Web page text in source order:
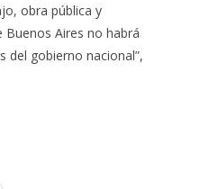
obra pública y
Buenos Aires no habrá
del gobierno nacional”,